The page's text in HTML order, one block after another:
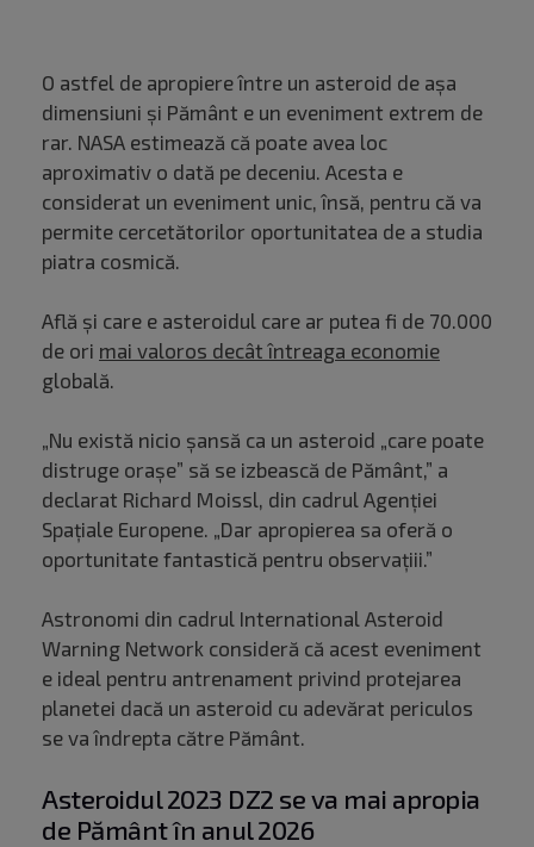
O astfel de apropiere între un asteroid de așa
dimensiuni și Pământ e un eveniment extrem de
rar. NASA estimează că poate avea loc
aproximativ o dată pe deceniu. Acesta e
considerat un eveniment unic, însă, pentru că va
permite cercetătorilor oportunitatea de a studia
piatra cosmică.
Află și care e asteroidul care ar putea fi de 70.000
de ori mai valoros decât întreaga economie
globală.
„Nu există nicio șansă ca un asteroid „care poate
distruge orașe” să se izbească de Pământ,” a
declarat Richard Moissl, din cadrul Agenției
Spațiale Europene. „Dar apropierea sa oferă o
oportunitate fantastică pentru observațiii.”
Astronomi din cadrul International Asteroid
Warning Network consideră că acest eveniment
e ideal pentru antrenament privind protejarea
planetei dacă un asteroid cu adevărat periculos
se va îndrepta către Pământ.
Asteroidul 2023 DZ2 se va mai apropia
de Pământ în anul 2026